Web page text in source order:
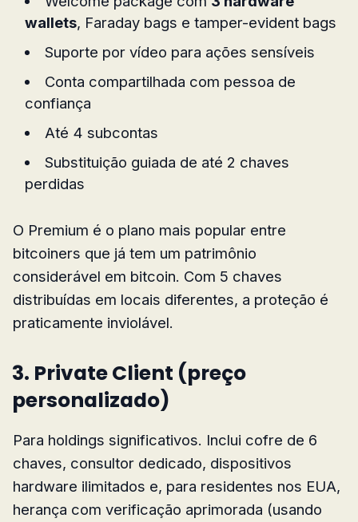
wallets, Faraday bags e tamper-evident bags
Suporte por vídeo para ações sensíveis
Conta compartilhada com pessoa de
confiança
Até 4 subcontas
Substituição guiada de até 2 chaves
perdidas
O Premium é o plano mais popular entre
bitcoiners que já tem um patrimônio
considerável em bitcoin. Com 5 chaves
distribuídas em locais diferentes, a proteção é
praticamente inviolável.
3. Private Client (preço
personalizado)
Para holdings significativos. Inclui cofre de 6
chaves, consultor dedicado, dispositivos
hardware ilimitados e, para residentes nos EUA,
herança com verificação aprimorada (usando